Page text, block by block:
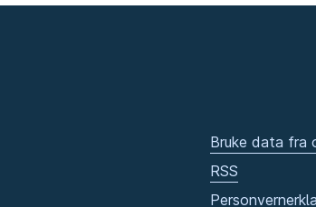
Bruke data fra
RSS